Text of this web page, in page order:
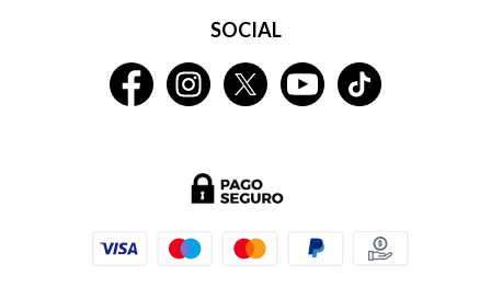
SOCIAL